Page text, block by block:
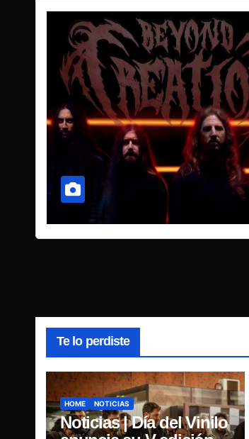
Te lo perdiste
HOME NOTICIAS
Noticias | Día del Vinilo